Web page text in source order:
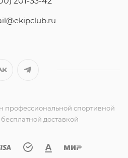
профессиональной спортивной
доставкой